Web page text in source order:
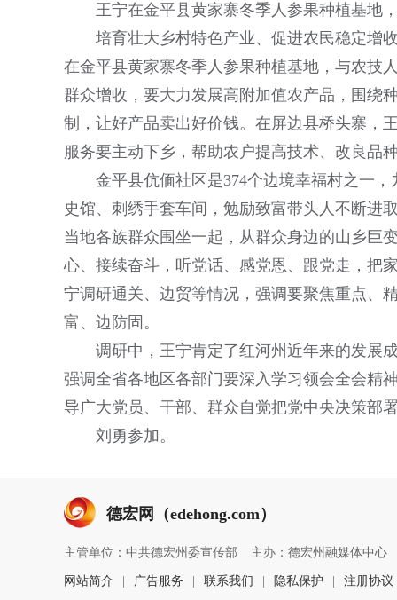
王宁在金平县黄家寨冬季人参果种植基地
培育壮大乡村特色产业、促进农民稳定增
在金平县黄家寨冬季人参果种植基地，与农技
群众增收，要大力发展高附加值农产品，围绕
制，让好产品卖出好价钱。在屏边县桥头寨，
服务要主动下乡，帮助农户提高技术、改良品
金平县伉偭社区是374个边境幸福村之一
史馆、刺绣手套车间，勉励致富带头人不断进
当地各族群众围坐一起，从群众身边的山乡巨
心、接续奋斗，听党话、感党恩、跟党走，把
宁调研通关、边贸等情况，强调要聚焦重点、
富、边防固。
调研中，王宁肯定了红河州近年来的发展
强调全省各地区各部门要深入学习领会全会精
导广大党员、干部、群众自觉把党中央决策部
刘勇参加。
德宏网（edehong.com）
主管单位：中共德宏州委宣传部 主办：德宏州融媒体中心
网站简介 广告服务 联系我们 隐私保护 注册协议